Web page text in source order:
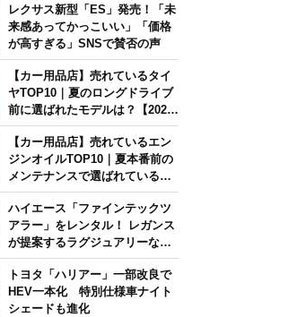
レクサス新型「ES」発売！「未
来感あってかっこいい」「価格
が高すぎる」SNSで賛否の声
【カー用品店】売れているタイ
ヤTOP10｜夏のロングドライブ
前に選ばれたモデルは？【2026
年6月版】
【カー用品店】売れているエン
ジンオイルTOP10｜夏本番前の
メンテナンスで選ばれている人
気モデルは？【2026年6月版】
ハイエース「ファインテックツ
アラー」をレンタル！ レガンス
が提案するラグジュアリーな移
動体験
トヨタ「ハリアー」一部改良で
HEV一本化 特別仕様車ナイト
シェードも進化